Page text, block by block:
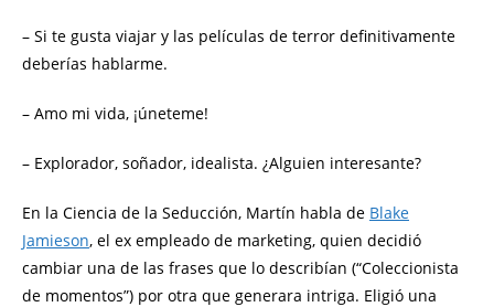
– Si te gusta viajar y las películas de terror definitivamente
deberías hablarme.
– Amo mi vida, ¡úneteme!
– Explorador, soñador, idealista. ¿Alguien interesante?
En la Ciencia de la Seducción, Martín habla de Blake
Jamieson, el ex empleado de marketing, quien decidió
cambiar una de las frases que lo describían (“Coleccionista
de momentos”) por otra que generara intriga. Eligió una